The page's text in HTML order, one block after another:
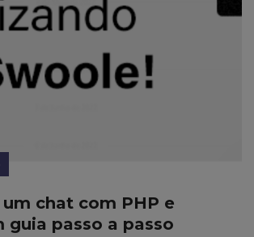
chat com PHP e
guia passo a passo